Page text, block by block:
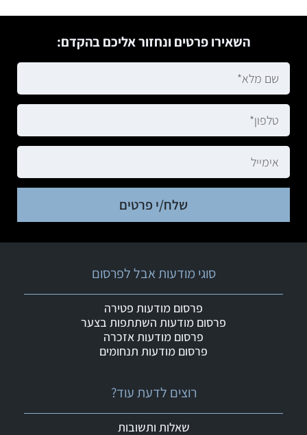
השאירו פרטים ונחזור אליכם בהקדם:
שלח/י פרטים
רוצים לדעת עוד?
שאלות ותשובות
סוגי מודעות אבל לפרסום
פרסום מודעות פטירה
פרסום מודעות השתתפות בצער
פרסום מודעות אזכרה
פרסום מודעות תנחומים